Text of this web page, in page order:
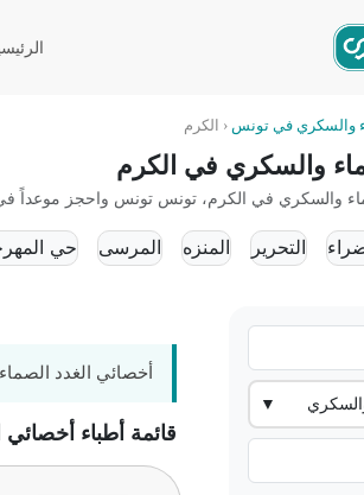
والسكري في تونس ‹ الكرم
والسكري في الكرم
والسكري في الكرم، تونس تونس واحجز موعداً في
التحرير المنزه المرسى حي
▼
أخصائي الغدد
قائمة أطباء